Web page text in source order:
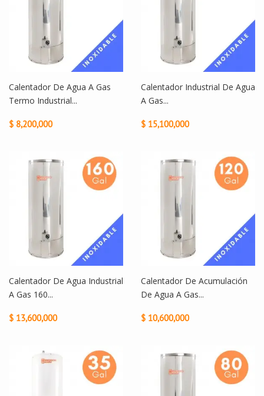
Calentador De Agua A Gas
Termo Industrial...
$ 8,200,000
Calentador Industrial De Agua
A Gas...
$ 15,100,000
Calentador De Agua Industrial
A Gas 160...
$ 13,600,000
Calentador De Acumulación
De Agua A Gas...
$ 10,600,000